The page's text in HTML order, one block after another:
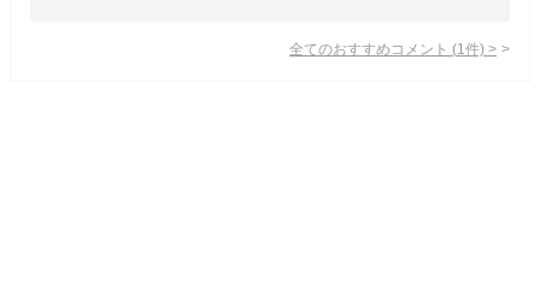
全てのおすすめコメント (1 件) >